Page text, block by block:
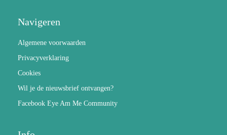
Navigeren
Algemene voorwaarden
Privacyverklaring
Cookies
Wil je de nieuwsbrief ontvangen?
Facebook Eye Am Me Community